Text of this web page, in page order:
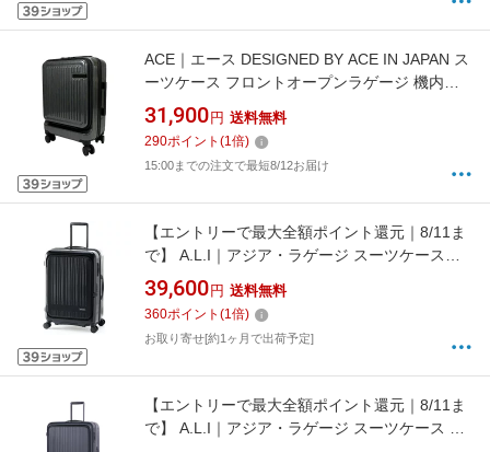
ACE｜エース DESIGNED BY ACE IN JAPAN ス
ーツケース フロントオープンラゲージ 機内持
ち込みサイズ ヘアラインブラック ACE-548102
[TSAロック搭載]
31,900 円 送料無料
290ポイント (1倍)
15:00までの注文で最短8/12お届け
【エントリーで最大全額ポイント還元｜8/11ま
で】 A.L.I｜アジア・ラゲージ スーツケース
MAXBOX（マックスボックス）フロントオープ
ン 拡張タイプ 70L/拡張時78L 旅行目安：5〜7
泊 マットブラック MX-8011-24W [TSAロック
搭載]
39,600 円 送料無料
360ポイント (1倍)
お取り寄せ[約1ヶ月で出荷予定]
【エントリーで最大全額ポイント還元｜8/11ま
で】 A.L.I｜アジア・ラゲージ スーツケース ジ